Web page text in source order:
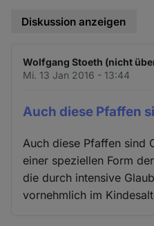
Diskussion anzeigen
Wolfgang Stoeth (nicht
Mi. 13 Jan 2016 - 13:44
Auch diese Pfaffen
Auch diese Pfaffen sind
einer speziellen Form
die durch intensive
vornehmlich im